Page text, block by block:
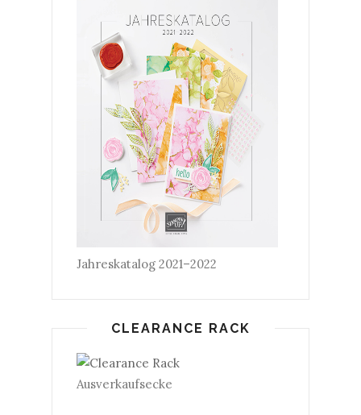
Jahreskatalog 2021–2022
CLEARANCE RACK
Ausverkaufsecke